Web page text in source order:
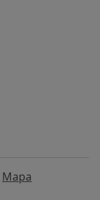
Mapa